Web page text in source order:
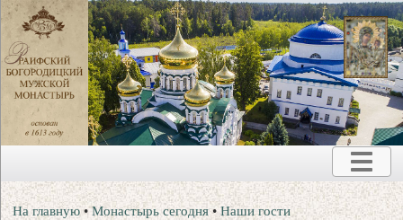
На главную •Монастырь сегодня •Наши гости